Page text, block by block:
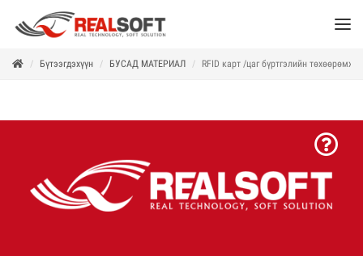
Бүтээгдэхүүн БУСАД МАТЕРИАЛ RFID карт /цаг бүртгэлийн төхөөрөмж/